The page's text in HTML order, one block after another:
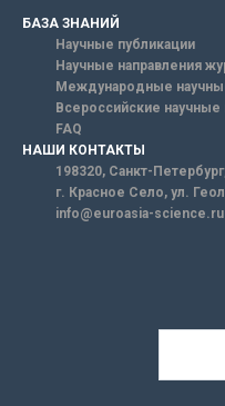
БАЗА ЗНАНИЙ
Научные публикации
Научные направления
Международные
Всероссийские научные
FAQ
НАШИ КОНТАКТЫ
198320, Санкт-
г. Красное Село, ул.
info@euroasia-science.ru